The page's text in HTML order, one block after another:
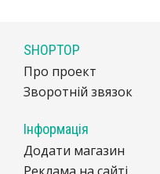
SHOPTOP
Про проект
Зворотній звязок
Інформація
Додати магазин